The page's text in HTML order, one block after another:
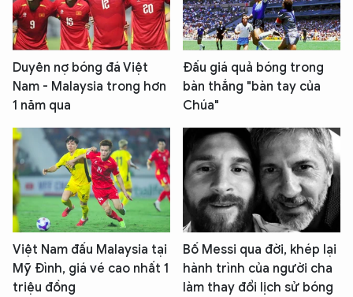
Duyên nợ bóng đá Việt
Nam - Malaysia trong hơn
1 năm qua
Đấu giá quả bóng trong
bàn thắng "bàn tay của
Chúa"
Việt Nam đấu Malaysia tại
Mỹ Đình, giá vé cao nhất 1
triệu đồng
Bố Messi qua đời, khép lại
hành trình của người cha
làm thay đổi lịch sử bóng